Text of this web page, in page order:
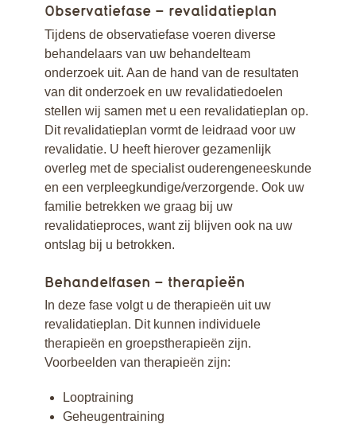
Observatiefase – revalidatieplan
Tijdens de observatiefase voeren diverse
behandelaars van uw behandelteam
onderzoek uit. Aan de hand van de resultaten
van dit onderzoek en uw revalidatiedoelen
stellen wij samen met u een revalidatieplan op.
Dit revalidatieplan vormt de leidraad voor uw
revalidatie. U heeft hierover gezamenlijk
overleg met de specialist ouderengeneeskunde
en een verpleegkundige/verzorgende. Ook uw
familie betrekken we graag bij uw
revalidatieproces, want zij blijven ook na uw
ontslag bij u betrokken.
Behandelfasen – therapieën
In deze fase volgt u de therapieën uit uw
revalidatieplan. Dit kunnen individuele
therapieën en groepstherapieën zijn.
Voorbeelden van therapieën zijn:
Looptraining
Geheugentraining